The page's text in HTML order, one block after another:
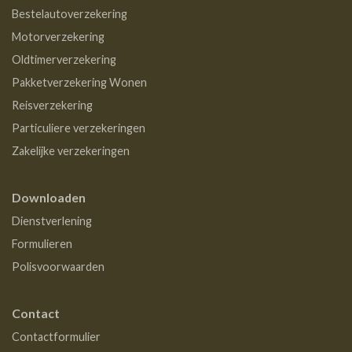
Bestelautoverzekering
Motorverzekering
Oldtimerverzekering
Pakketverzekering Wonen
Reisverzekering
Particuliere verzekeringen
Zakelijke verzekeringen
Downloaden
Dienstverlening
Formulieren
Polisvoorwaarden
Contact
Contactformulier